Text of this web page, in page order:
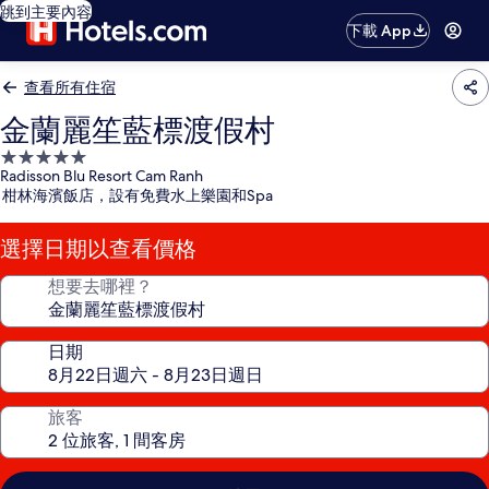
跳到主要內容
下載 App
查看所有住宿
金蘭麗笙藍標渡假村
5.0
星
級
住
宿
Radisson Blu Resort Cam Ranh
柑林海濱飯店，設有免費水上樂園和Spa
選擇日期以查看價格
想要去哪裡？
日期
旅客